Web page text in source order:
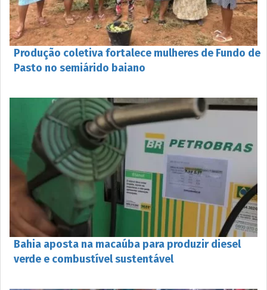
Produção coletiva fortalece mulheres de Fundo de
Pasto no semiárido baiano
Bahia aposta na macaúba para produzir diesel
verde e combustível sustentável